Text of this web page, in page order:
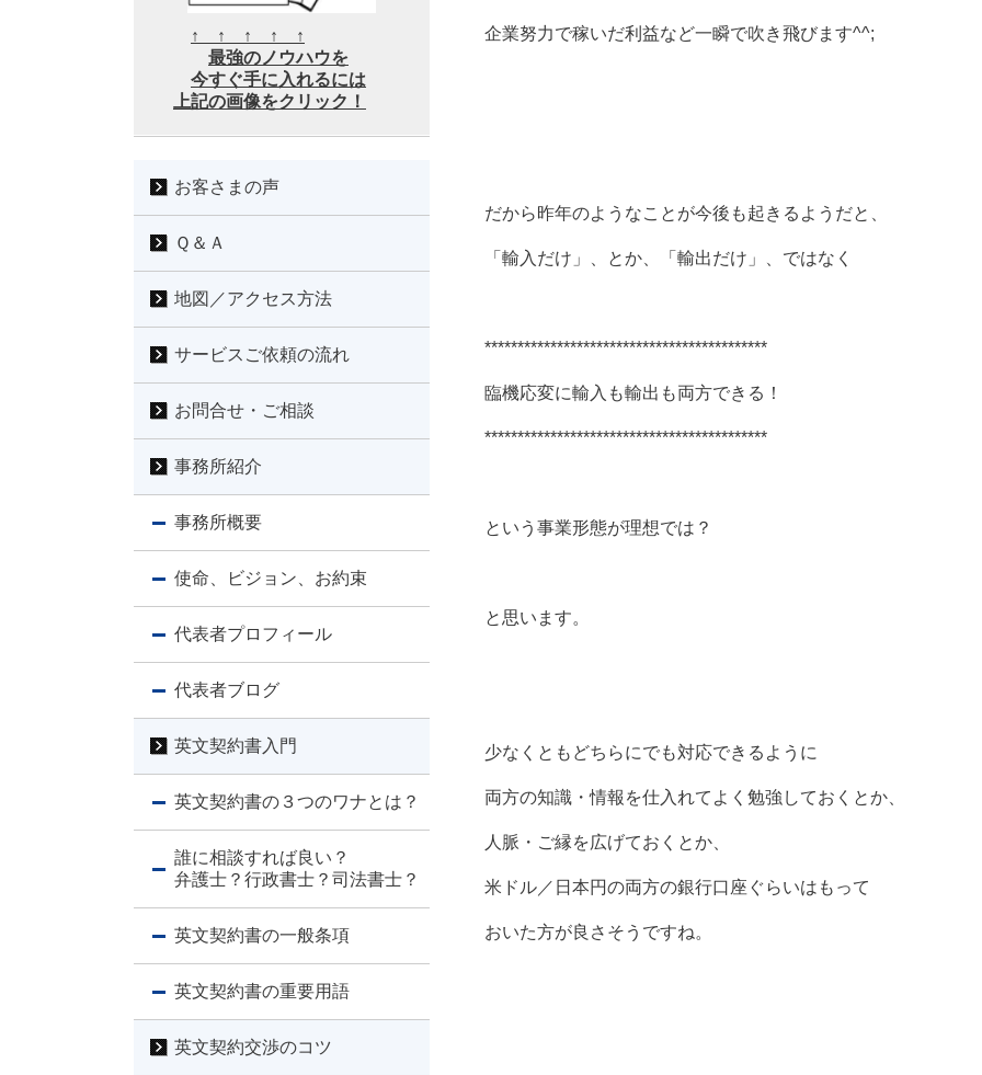
企業努力で稼いだ利益など一瞬で吹き飛びます^^;
だから昨年のようなことが今後も起きるようだと、
「輸入だけ」、とか、「輸出だけ」、ではなく
*******************************************
臨機応変に輸入も輸出も両方できる！
*******************************************
という事業形態が理想では？
と思います。
少なくともどちらにでも対応できるように
両方の知識・情報を仕入れてよく勉強しておくとか、
人脈・ご縁を広げておくとか、
米ドル／日本円の両方の銀行口座ぐらいはもって
おいた方が良さそうですね。
↑ ↑ ↑ ↑ ↑
最強のノウハウを
今すぐ手に入れるには
上記の画像をクリック！
お客さまの声
Ｑ＆Ａ
地図／アクセス方法
サービスご依頼の流れ
お問合せ・ご相談
事務所紹介
事務所概要
使命、ビジョン、お約束
代表者プロフィール
代表者ブログ
英文契約書入門
英文契約書の３つのワナとは？
誰に相談すれば良い？
弁護士？行政書士？司法書士？
英文契約書の一般条項
英文契約書の重要用語
英文契約交渉のコツ